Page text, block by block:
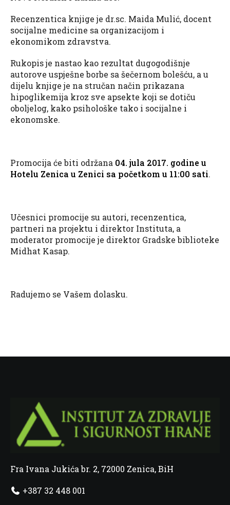
Recenzentica knjige je dr.sc. Maida Mulić, docent
socijalne medicine sa organizacijom i
ekonomikom zdravstva.
Rukopis je nastao kao rezultat dugogodišnje
autorove uspješne borbe sa šečernom bolešću, a u
dijelu knjige je na stručan način prikazana
hipoglikemija kroz sve apsekte koji se dotiču
oboljelog, kako psihološke tako i socijalne i
ekonomske.
Promocija će biti održana 04. jula 2017. godine u
Hotelu Zenica u Zenici sa početkom u 11:00 sati.
Učesnici promocije su autori, recenzentica,
partneri na projektu i direktor Instituta, a
moderator promocije je direktor Gradske biblioteke
Midhat Kasap.
Radujemo se Vašem dolasku.
Fra Ivana Jukića br. 2, 72000 Zenica, BiH
+387 32 448 001